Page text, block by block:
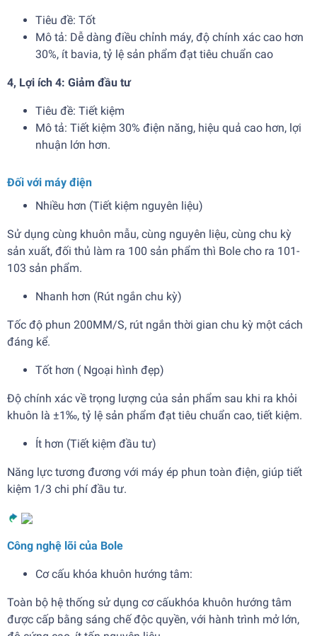
Tiêu đề: Tốt
Mô tả: Dễ dàng điều chỉnh máy, độ chính xác cao hơn
30%, ít bavia, tỷ lệ sản phẩm đạt tiêu chuẩn cao
4, Lợi ích 4: Giảm đầu tư
Tiêu đề: Tiết kiệm
Mô tả: Tiết kiệm 30% điện năng, hiệu quả cao hơn, lợi
nhuận lớn hơn.
Đối với máy điện
Nhiều hơn (Tiết kiệm nguyên liệu)
Sử dụng cùng khuôn mẫu, cùng nguyên liệu, cùng chu kỳ
sản xuất, đối thủ làm ra 100 sản phẩm thì Bole cho ra 101-
103 sản phẩm.
Nhanh hơn (Rút ngắn chu kỳ)
Tốc độ phun 200MM/S, rút ngắn thời gian chu kỳ một cách
đáng kể.
Tốt hơn ( Ngoại hình đẹp)
Độ chính xác về trọng lượng của sản phẩm sau khi ra khỏi
khuôn là ±1‰, tỷ lệ sản phẩm đạt tiêu chuẩn cao, tiết kiệm.
Ít hơn (Tiết kiệm đầu tư)
Năng lực tương đương với máy ép phun toàn điện, giúp tiết
kiệm 1/3 chi phí đầu tư.
Công nghệ lõi của Bole
Cơ cấu khóa khuôn hướng tâm:
Toàn bộ hệ thống sử dụng cơ cấukhóa khuôn hướng tâm
được cấp bằng sáng chế độc quyền, với hành trình mở lớn,